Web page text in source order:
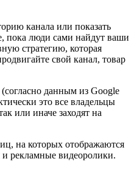
канала или показать
пока люди сами найдут ваши
стратегию, которая
свой канал, товар
данным из Google
это все владельцы
или иначе заходят на
на которых отображаются
рекламные видеоролики.